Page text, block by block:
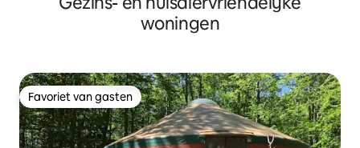
woningen
Favoriet van gasten
Favoriet van gasten